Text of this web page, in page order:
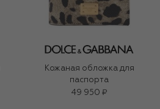
Кожаная обложка для
паспорта
49 950 ₽